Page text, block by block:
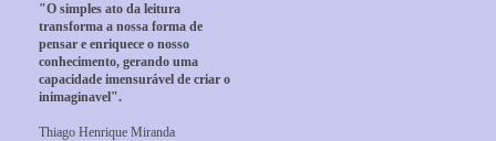
"O simples ato da leitura
transforma a nossa forma de
pensar e enriquece o nosso
conhecimento, gerando uma
capacidade imensurável de criar o
inimaginavel".
Thiago Henrique Miranda